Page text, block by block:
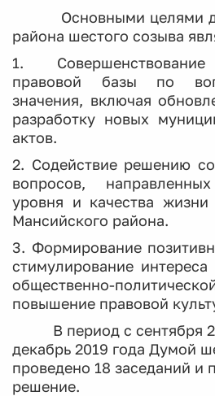
Основными целями
района шестого созыва
1.
правовой базы по
значения, включая
разработку новых
актов.
2. Содействие решению
вопросов,
уровня и качества
Мансийского района.
3. Формирование
стимулирование
общественно-
повышение правовой
В период с сентября
декабрь 2019 года Думой
проведено 18 заседаний и
решение.